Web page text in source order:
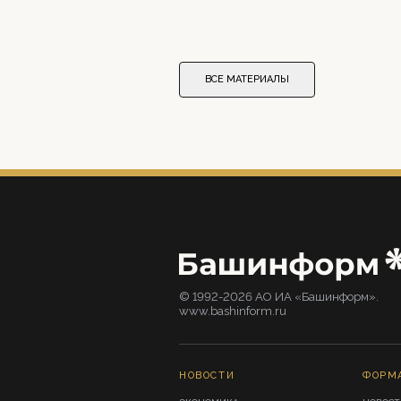
ВСЕ МАТЕРИАЛЫ
© 1992-2026 АО ИА «Башинформ».
www.bashinform.ru
НОВОСТИ